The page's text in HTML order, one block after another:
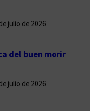
julio de 2026
del buen morir
julio de 2026